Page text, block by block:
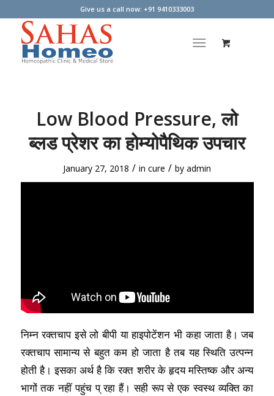
Give us a call now: +91 9410333003
Low Blood Pressure, लो
ब्लड प्रेशर का होम्योपैथिक उपचार
January 27, 2018 / in cure / by admin
निम्न रक्तचाप इसे लो बीपी या हाइपोटेंशन भी कहा जाता है। जब
रक्तचाप सामान्य से बहुत कम हो जाता है तब यह स्थिति उत्पन्न
होती है। इसका अर्थ है कि रक्त शरीर के हृदय मस्तिष्क और अन्य
भागों तक नहीं पहुंच प् रहा हैं। सही रूप से एक स्वस्थ व्यक्ति का